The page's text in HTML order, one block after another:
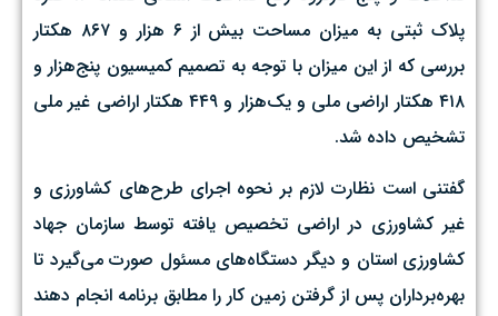
پلاک ثبتی به میزان مساحت بیش از ٦ هزار و ٨٦٧ هکتار
بررسی که از این میزان با توجه به تصمیم کمیسیون پنج‌هزار و
٤١٨ هکتار اراضی ملی و یک‌هزار و ٤٤٩ هکتار اراضی غیر ملی
تشخیص داده شد.
گفتنی است نظارت لازم بر نحوه اجرای طرح‌های کشاورزی و
غیر کشاورزی در اراضی تخصیص یافته توسط سازمان جهاد
کشاورزی استان و دیگر دستگاه‌های مسئول صورت می‌گیرد تا
بهره‌برداران پس از گرفتن زمین کار را مطابق برنامه انجام دهند